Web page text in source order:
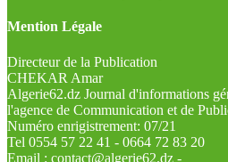
Mention Légale
Directeur de la Publication
CHEKAR Amar
Algerie62.dz Journal d'informations
l'agence de Communication et de
Numéro enrigistrement: 07/21
Tel 0554 57 22 41 - 0664 72 83 20
Email : contact@algerie62.dz -